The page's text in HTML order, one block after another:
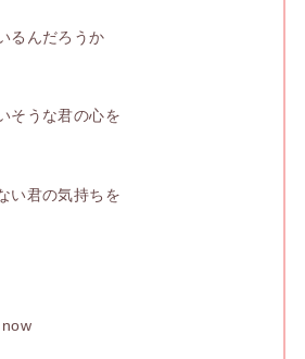
るんだろうか
そうな君の心を
い君の気持ちを